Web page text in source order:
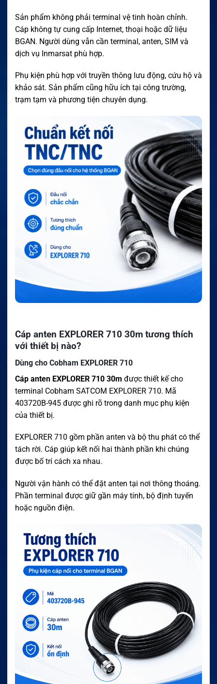
Sản phẩm không phải terminal vệ tinh hoàn chỉnh.
Cáp không tự cung cấp Internet, thoại hoặc dữ liệu
BGAN. Người dùng vẫn cần terminal, anten, SIM và
dịch vụ Inmarsat phù hợp.
Phụ kiện phù hợp với truyền thông lưu động, cứu hộ và
khảo sát. Sản phẩm cũng hữu ích tại công trường,
trạm tạm và phương tiện chuyên dụng.
Cáp anten EXPLORER 710 30m tương thích
với thiết bị nào?
Dùng cho Cobham EXPLORER 710
Cáp anten EXPLORER 710 30m được thiết kế cho
terminal Cobham SATCOM EXPLORER 710. Mã
403720B-945 được ghi rõ trong danh mục phụ kiện
của thiết bị.
EXPLORER 710 gồm phần anten và bộ thu phát có thể
tách rời. Cáp giúp kết nối hai thành phần khi chúng
được bố trí cách xa nhau.
Người vận hành có thể đặt anten tại nơi thông thoáng.
Phần terminal được giữ gần máy tính, bộ định tuyến
hoặc nguồn điện.